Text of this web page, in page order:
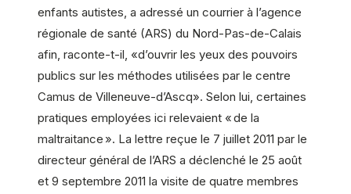
enfants autistes, a adressé un courrier à l’agence
régionale de santé (ARS) du Nord-Pas-de-Calais
afin, raconte-t-il, «d’ouvrir les yeux des pouvoirs
publics sur les méthodes utilisées par le centre
Camus de Villeneuve-d’Ascq». Selon lui, certaines
pratiques employées ici relevaient « de la
maltraitance ». La lettre reçue le 7 juillet 2011 par le
directeur général de l’ARS a déclenché le 25 août
et 9 septembre 2011 la visite de quatre membres